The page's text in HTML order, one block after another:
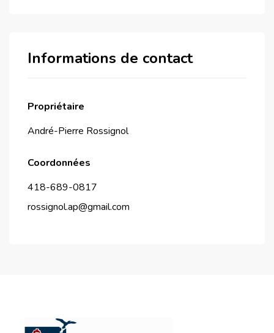
Informations de contact
Propriétaire
André-Pierre Rossignol
Coordonnées
418-689-0817
rossignol.ap@gmail.com